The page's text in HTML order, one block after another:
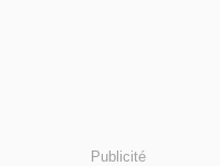
Publicité